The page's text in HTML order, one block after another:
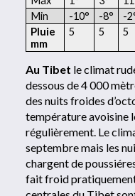
Min
-10° -8° -
Pluie
mm
5 5 5
Au Tibet le climat
dessous de 4 000
des nuits froides
température avoisine
régulièrement. Le
septembre mais les
chargent de
fait froid